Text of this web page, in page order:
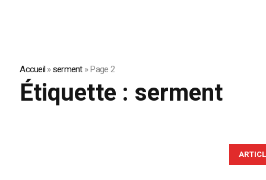
Accueil»serment»Page 2
Étiquette : serment